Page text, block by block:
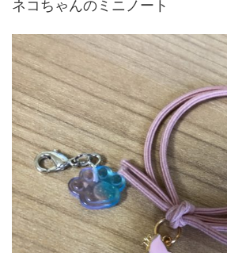
ネコちゃんのミニノート